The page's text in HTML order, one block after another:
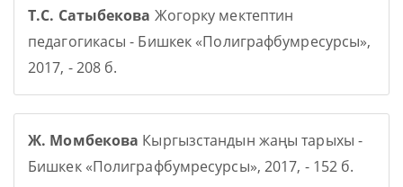
Т.С. Сатыбекова Жогорку мектептин
педагогикасы - Бишкек «Полиграфбумресурсы»,
2017, - 208 б.
Ж. Момбекова Кыргызстандын жаңы тарыхы -
Бишкек «Полиграфбумресурсы», 2017, - 152 б.